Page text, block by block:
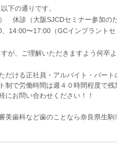
下の通りです。
休診（大阪SJCDセミナー参加のた
14:00〜17:00（GCインプラントセ
が、ご理解いただきますよう何卒
だける正社員・アルバイト・パー
制で労働時間は週４０時間程度で
にお問い合わせください！！
美歯科など歯のことなら奈良県生